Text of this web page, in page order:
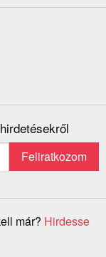
hirdetésekről
már? Hirdesse